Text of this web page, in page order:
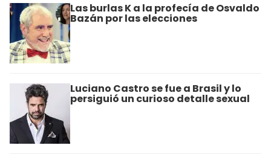
Las burlas K a la profecía de Osvaldo
Bazán por las elecciones
Luciano Castro se fue a Brasil y lo
persiguió un curioso detalle sexual